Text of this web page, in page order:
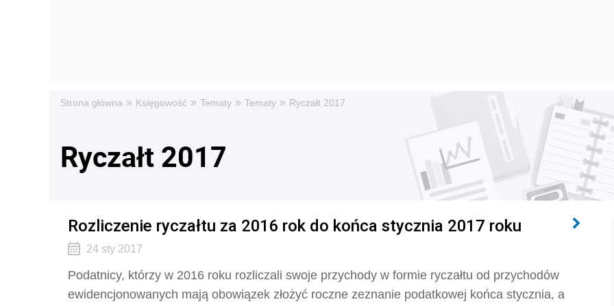
Strona główna » Księgowość » Tematy » Tematy » Ryczałt 2017
Ryczałt 2017
Rozliczenie ryczałtu za 2016 rok do końca stycznia 2017 roku
24 sty 2017
Podatnicy, którzy w 2016 roku rozliczali swoje przychody w formie ryczałtu od przychodów
ewidencjonowanych mają obowiązek złożyć roczne zeznanie podatkowej końca stycznia, a